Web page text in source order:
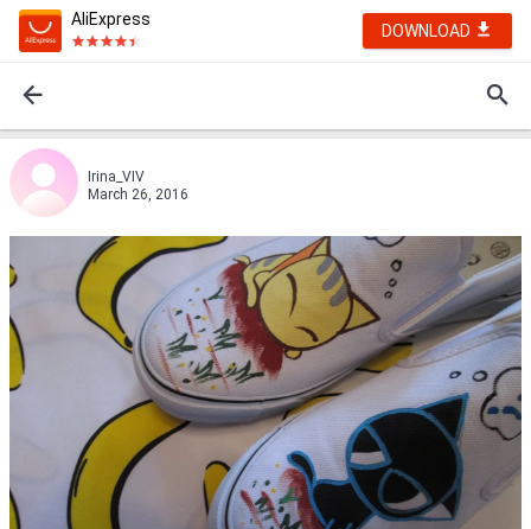
AliExpress
DOWNLOAD
Irina_VIV
March 26, 2016